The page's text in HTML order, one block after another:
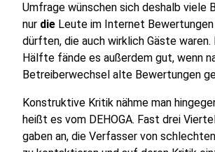
Umfrage wünschen sich deshalb viele
nur die Leute im Internet
dürften, die auch wirklich Gäste waren.
Hälfte fände es außerdem gut, wenn
Betreiberwechsel alte Bewertungen
Konstruktive Kritik nähme man
heißt es vom DEHOGA. Fast drei
gaben an, die Verfasser von